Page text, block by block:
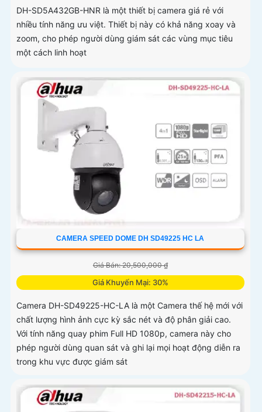
DH-SD5A432GB-HNR là một thiết bị camera giá rẻ với
nhiều tính năng ưu việt. Thiết bị này có khả năng xoay và
zoom, cho phép người dùng giám sát các vùng mục tiêu
một cách linh hoạt
CAMERA SPEED DOME DH SD49225 HC LA
Giá Bán: 20,500,000 ₫
Giá Khuyến Mại: 30%
Camera DH-SD49225-HC-LA là một Camera thế hệ mới với
chất lượng hình ảnh cực kỳ sắc nét và độ phân giải cao.
Với tính năng quay phim Full HD 1080p, camera này cho
phép người dùng quan sát và ghi lại mọi hoạt động diễn ra
trong khu vực được giám sát